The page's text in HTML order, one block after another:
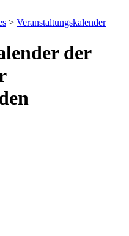
> Veranstaltungskalender
der